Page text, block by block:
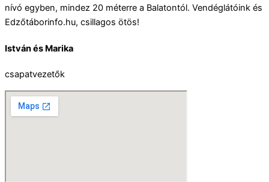
nívó egyben, mindez 20 méterre a Balatontól. Vendéglátóink és
Edzőtáborinfo.hu, csillagos ötös!
István és Marika
csapatvezetők